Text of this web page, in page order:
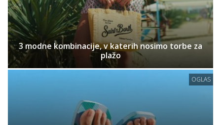
3 modne kombinacije, v katerih nosimo torbe za
plažo
OGLAS